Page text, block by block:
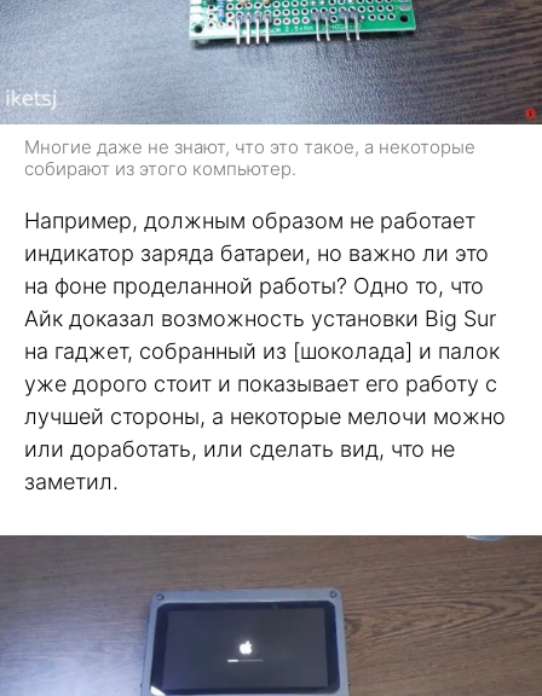
Многие даже не знают, что это такое, а некоторые
собирают из этого компьютер.
Например, должным образом не работает
индикатор заряда батареи, но важно ли это
на фоне проделанной работы? Одно то, что
Айк доказал возможность установки Big Sur
на гаджет, собранный из [шоколада] и палок
уже дорого стоит и показывает его работу с
лучшей стороны, а некоторые мелочи можно
или доработать, или сделать вид, что не
заметил.